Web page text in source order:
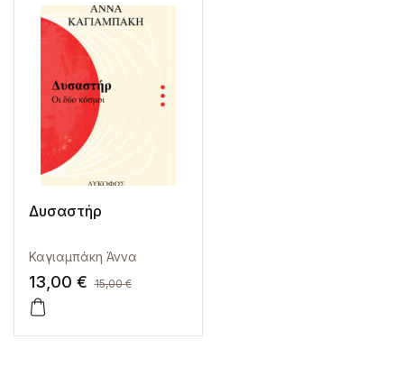
Δυσαστήρ
Καγιαμπάκη Άννα
13,00 € 15,00€